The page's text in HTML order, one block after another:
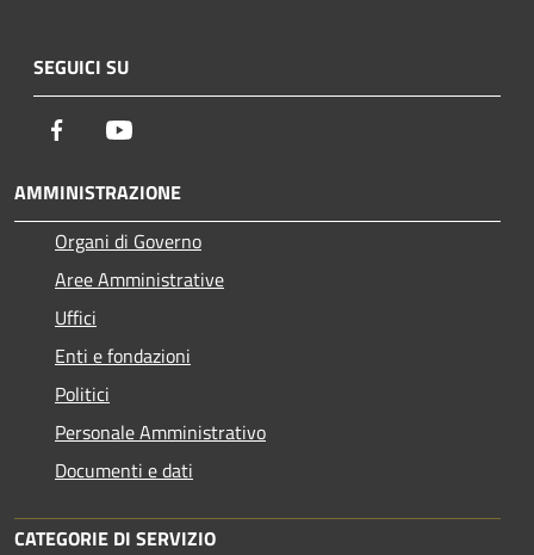
SEGUICI SU
Facebook
AMMINISTRAZIONE
Organi di Governo
Aree Amministrative
Uffici
Enti e fondazioni
Politici
Personale Amministrativo
Documenti e dati
CATEGORIE DI SERVIZIO